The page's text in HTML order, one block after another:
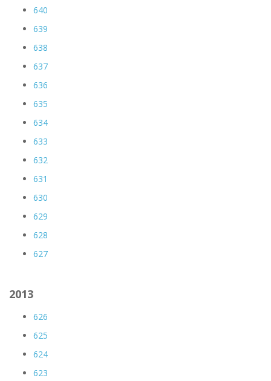
640
639
638
637
636
635
634
633
632
631
630
629
628
627
2013
626
625
624
623